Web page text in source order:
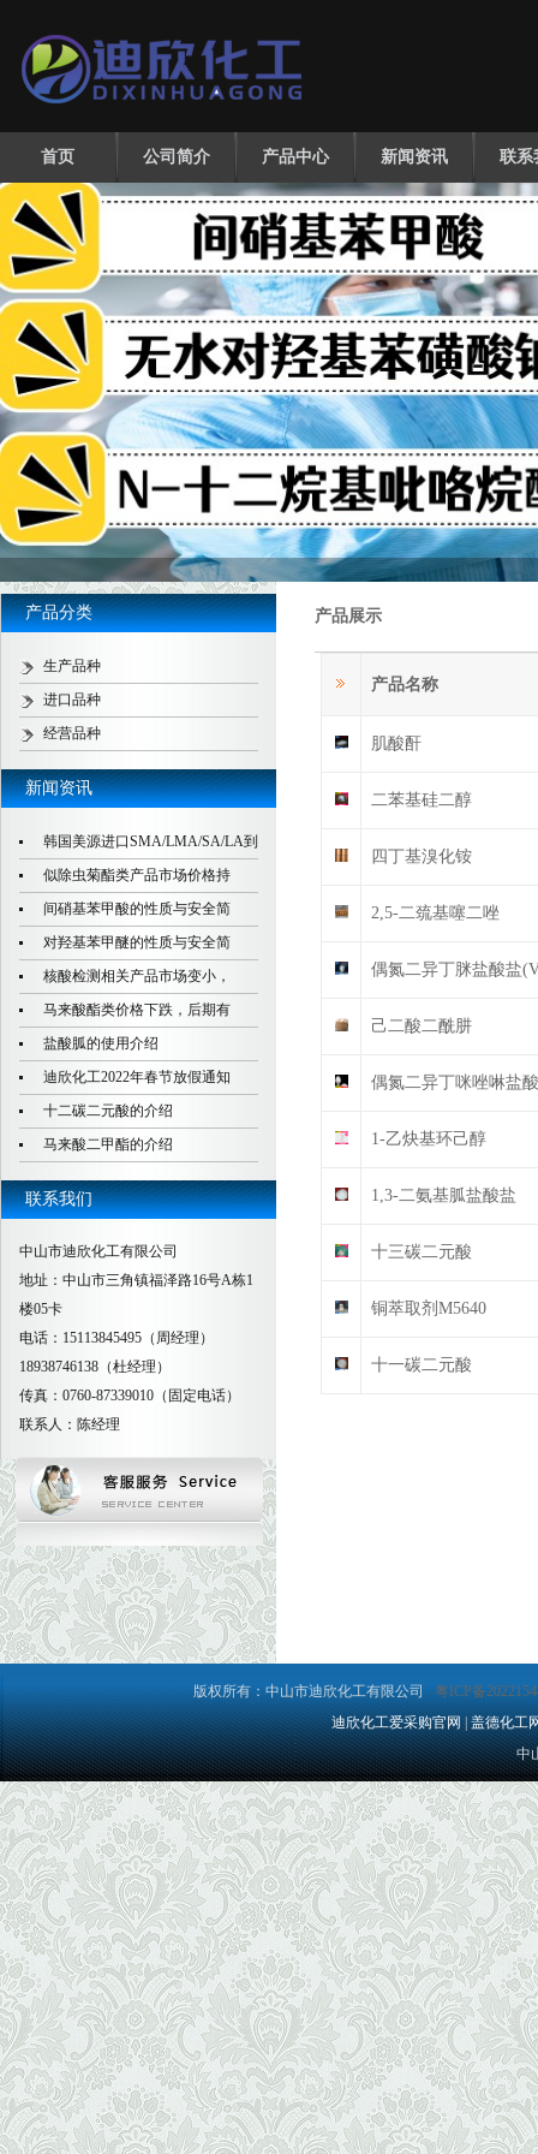
首页 公司简介 产品中心 新闻资讯 联系
产品分类
生产品种
进口品种
经营品种
新闻资讯
韩国美源进口SMA/LMA/SA/LA到
似除虫菊酯类产品市场价格持
间硝基苯甲酸的性质与安全简
对羟基苯甲醚的性质与安全简
核酸检测相关产品市场变小，
马来酸酯类价格下跌，后期有
盐酸胍的使用介绍
迪欣化工2022年春节放假通知
十二碳二元酸的介绍
马来酸二甲酯的介绍
联系我们
中山市迪欣化工有限公司
地址：中山市三角镇福泽路16号A栋1
楼05卡
电话：15113845495（周经理）
18938746138（杜经理）
传真：0760-87339010（固定电话）
联系人：陈经理
产品展示
产品名称
肌酸酐
二苯基硅二醇
四丁基溴化铵
2,5-二巯基噻二唑
偶氮二异丁脒盐酸盐
己二酸二酰肼
偶氮二异丁咪唑啉盐
1-乙炔基环己醇
1,3-二氨基胍盐酸盐
十三碳二元酸
铜萃取剂M5640
十一碳二元酸
版权所有：中山市迪欣化工有限公司 粤ICP备
迪欣化工爱采购官网
盖德化工
中